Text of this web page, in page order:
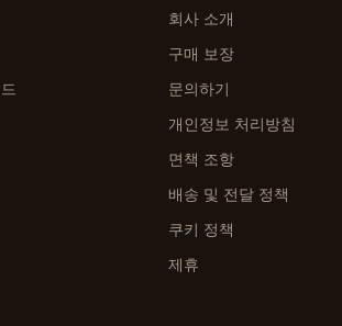
회사 소개
구매 보장
문의하기
개인정보 처리방침
면책 조항
배송 및 전달 정책
쿠키 정책
제휴